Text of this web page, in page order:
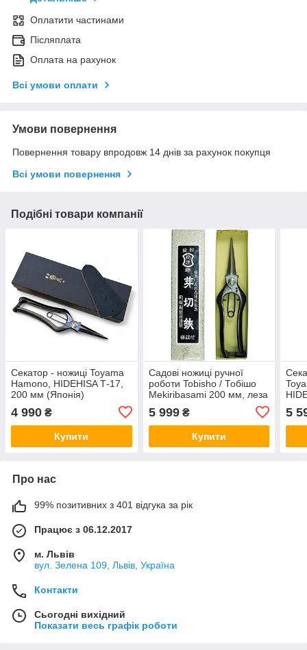
Оплатити частинами
Післяплата
Оплата на рахунок
Всі умови оплати
Умови повернення
Повернення товару впродовж 14 днів за рахунок покупця
Всі умови повернення
Подібні товари компанії
Секатор - ножиці Toyama
Hamono, HIDEHISA Т-17,
200 мм (Японія)
4 990 ₴
Купити
Садові ножиці ручної
роботи Tobisho / Тобішо
Mekiribasami 200 мм, леза
5 999₴
Купити
5
Про нас
99% позитивних з 401 відгука за рік
Працює з 06.12.2017
м. Львів
вул. Зелена 109, Львів, Україна
Контакти
Сьогодні вихідний
Показати весь графік роботи